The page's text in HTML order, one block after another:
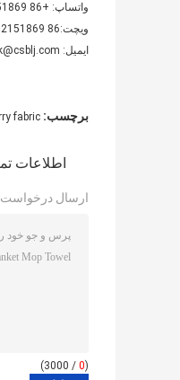
واتساپ: +86 15962151869
ویچت:86 15962151869
ایمیل: jack@csblj.com
برچسب: fabric
اطلاعات
ارسال درخواست
(
0
/ 3000)